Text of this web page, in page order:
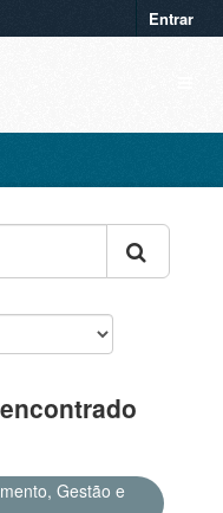
Entrar
Gestão e